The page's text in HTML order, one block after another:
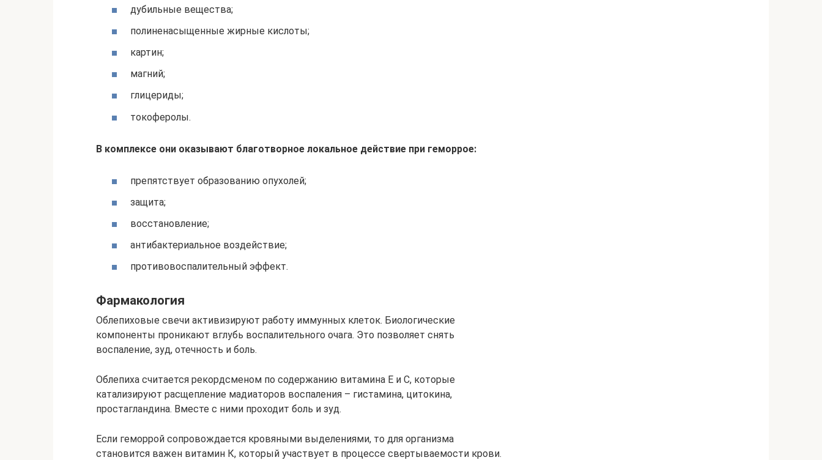
дубильные вещества;
полиненасыщенные жирные кислоты;
картин;
магний;
глицериды;
токоферолы.
В комплексе они оказывают благотворное локальное действие при геморрое:
препятствует образованию опухолей;
защита;
восстановление;
антибактериальное воздействие;
противовоспалительный эффект.
Фармакология
Облепиховые свечи активизируют работу иммунных клеток. Биологические
компоненты проникают вглубь воспалительного очага. Это позволяет снять
воспаление, зуд, отечность и боль.
Облепиха считается рекордсменом по содержанию витамина Е и С, которые
катализируют расщепление мадиаторов воспаления – гистамина, цитокина,
простагландина. Вместе с ними проходит боль и зуд.
Если геморрой сопровождается кровяными выделениями, то для организма
становится важен витамин К, который участвует в процессе свертываемости крови.